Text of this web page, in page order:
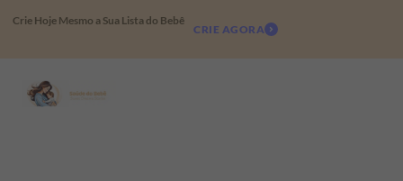
Crie Hoje Mesmo a Sua Lista do Bebê
CRIE AGORA